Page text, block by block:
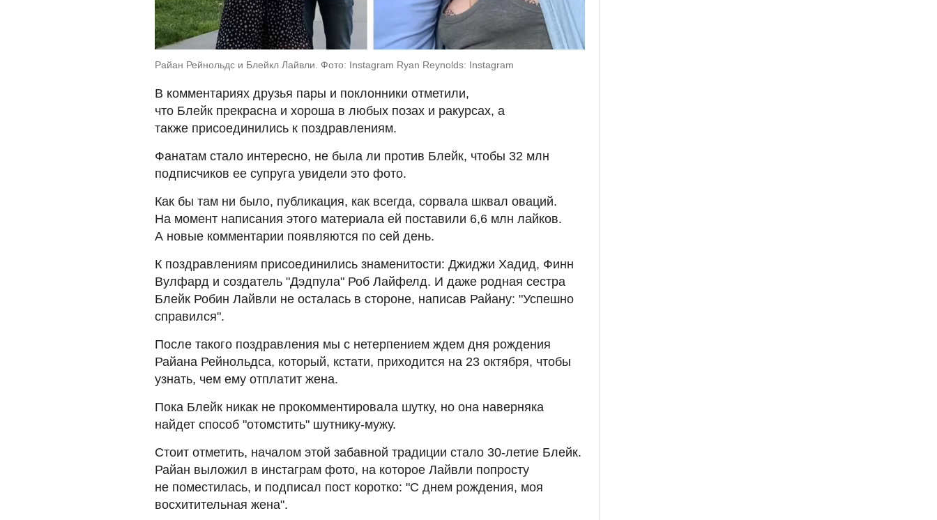
Райан Рейнольдс и Блейкл Лайвли. Фото: Instagram Ryan Reynolds: Instagram
В комментариях друзья пары и поклонники отметили,
что Блейк прекрасна и хороша в любых позах и ракурсах, а
также присоединились к поздравлениям.
Фанатам стало интересно, не была ли против Блейк, чтобы 32 млн
подписчиков ее супруга увидели это фото.
Как бы там ни было, публикация, как всегда, сорвала шквал оваций.
На момент написания этого материала ей поставили 6,6 млн лайков.
А новые комментарии появляются по сей день.
К поздравлениям присоединились знаменитости: Джиджи Хадид, Финн
Вулфард и создатель "Дэдпула" Роб Лайфелд. И даже родная сестра
Блейк Робин Лайвли не осталась в стороне, написав Райану: "Успешно
справился".
После такого поздравления мы с нетерпением ждем дня рождения
Райана Рейнольдса, который, кстати, приходится на 23 октября, чтобы
узнать, чем ему отплатит жена.
Пока Блейк никак не прокомментировала шутку, но она наверняка
найдет способ "отомстить" шутнику-мужу.
Стоит отметить, началом этой забавной традиции стало 30-летие Блейк.
Райан выложил в инстаграм фото, на которое Лайвли попросту
не поместилась, и подписал пост коротко: "С днем рождения, моя
восхитительная жена".